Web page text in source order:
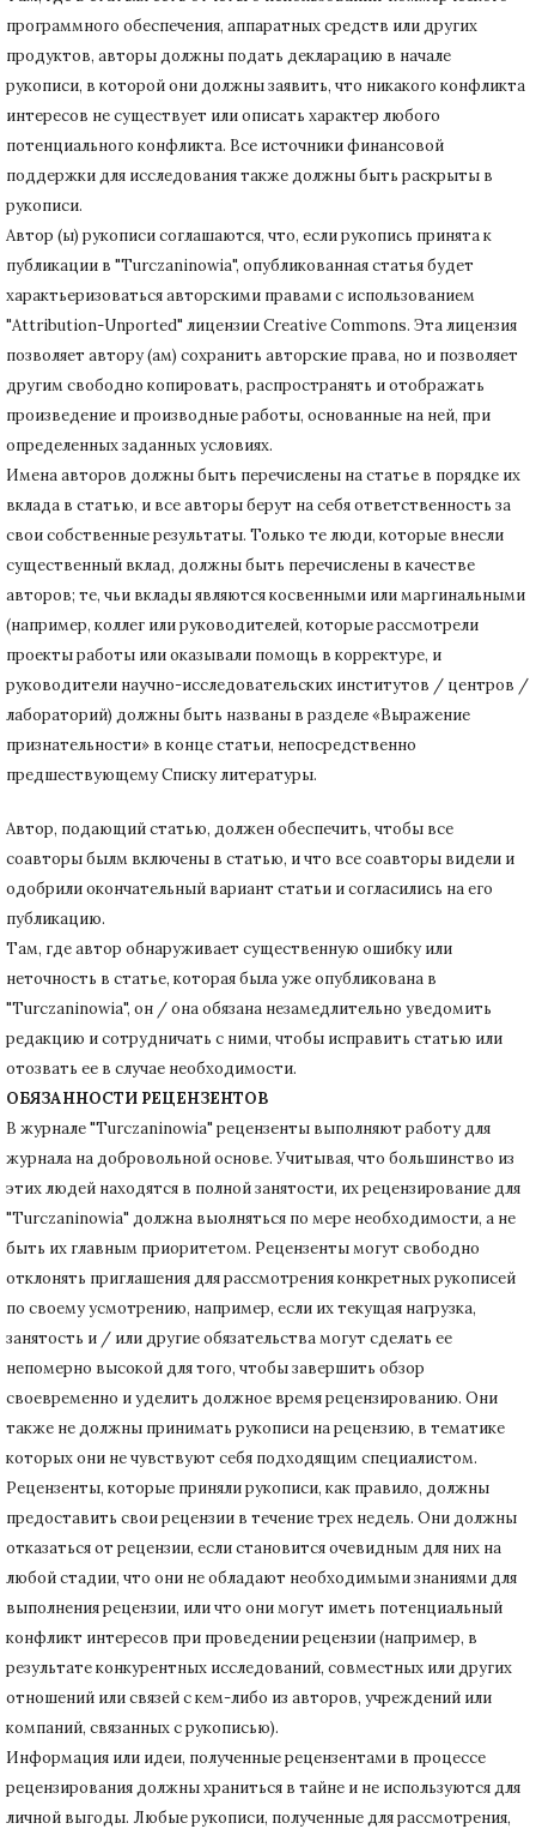
программного обеспечения, аппаратных средств или других
продуктов, авторы должны подать декларацию в начале
рукописи, в которой они должны заявить, что никакого конфликта
интересов не существует или описать характер любого
потенциального конфликта. Все источники финансовой
поддержки для исследования также должны быть раскрыты в
рукописи.
Автор (ы) рукописи соглашаются, что, если рукопись принята к
публикации в "Turczaninowia", опубликованная статья будет
характьеризоваться авторскими правами с использованием
"Attribution-Unported" лицензии Creative Commons. Эта лицензия
позволяет автору (ам) сохранить авторские права, но и позволяет
другим свободно копировать, распространять и отображать
произведение и производные работы, основанные на ней, при
определенных заданных условиях.
Имена авторов должны быть перечислены на статье в порядке их
вклада в статью, и все авторы берут на себя ответственность за
свои собственные результаты. Только те люди, которые внесли
существенный вклад, должны быть перечислены в качестве
авторов; те, чьи вклады являются косвенными или маргинальными
(например, коллег или руководителей, которые рассмотрели
проекты работы или оказывали помощь в корректуре, и
руководители научно-исследовательских институтов / центров /
лабораторий) должны быть названы в разделе «Выражение
признательности» в конце статьи, непосредственно
предшествующему Списку литературы.
Автор, подающий статью, должен обеспечить, чтобы все
соавторы былм включены в статью, и что все соавторы видели и
одобрили окончательный вариант статьи и согласились на его
публикацию.
Там, где автор обнаруживает существенную ошибку или
неточность в статье, которая была уже опубликована в
"Turczaninowia", он / она обязана незамедлительно уведомить
редакцию и сотрудничать с ними, чтобы исправить статью или
отозвать ее в случае необходимости.
ОБЯЗАННОСТИ РЕЦЕНЗЕНТОВ
В журнале "Turczaninowia" рецензенты выполняют работу для
журнала на добровольной основе.Учитывая, что большинство из
этих людей находятся в полной занятости, их рецензирование для
"Turczaninowia" должна выолняться по мере необходимости, а не
быть их главным приоритетом. Рецензенты могут свободно
отклонять приглашения для рассмотрения конкретных рукописей
по своему усмотрению, например, если их текущая нагрузка,
занятость и / или другие обязательства могут сделать ее
непомерно высокой для того, чтобы завершить обзор
своевременно и уделить должное время рецензированию. Они
также не должны принимать рукописи на рецензию, в тематике
которых они не чувствуют себя подходящим специалистом.
Рецензенты, которые приняли рукописи, как правило, должны
предоставить свои рецензии в течение трех недель. Они должны
отказаться от рецензии, если становится очевидным для них на
любой стадии, что они не обладают необходимыми знаниями для
выполнения рецензии, или что они могут иметь потенциальный
конфликт интересов при проведении рецензии (например, в
результате конкурентных исследований, совместных или других
отношений или связей с кем-либо из авторов, учреждений или
компаний, связанных с рукописью).
Информация или идеи, полученные рецензентами в процессе
рецензирования должны храниться в тайне и не используются для
личной выгоды. Любые рукописи, полученные для рассмотрения,